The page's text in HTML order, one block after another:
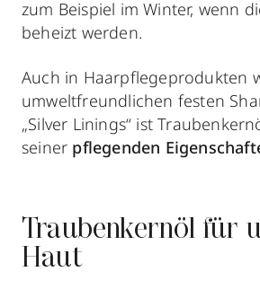
zum Beispiel im Winter, wenn
beheizt werden.
Auch in Haarpflegeprodukten
umweltfreundlichen festen
„Silver Linings“ ist
seiner pflegenden
Traubenkernöl für
Haut